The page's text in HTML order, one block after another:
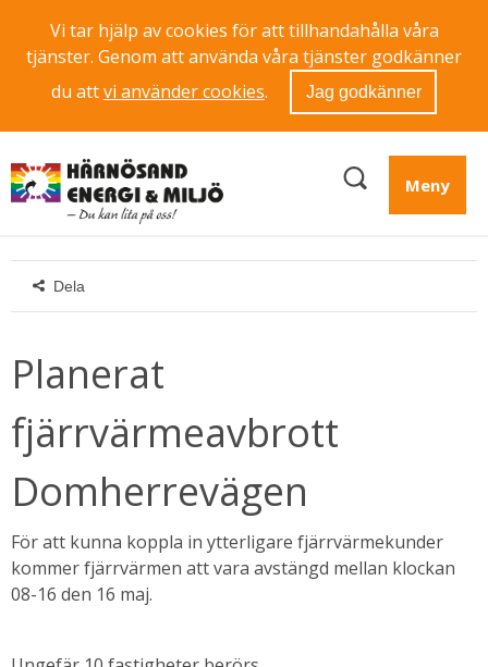
Vi tar hjälp av cookies för att tillhandahålla våra
tjänster. Genom att använda våra tjänster godkänner
du attvi använder cookies. Jag godkänner
Meny
Dela
Planerat
fjärrvärmeavbrott
Domherrevägen
För att kunna koppla in ytterligare fjärrvärmekunder
kommer fjärrvärmen att vara avstängd mellan klockan
08-16 den 16 maj.